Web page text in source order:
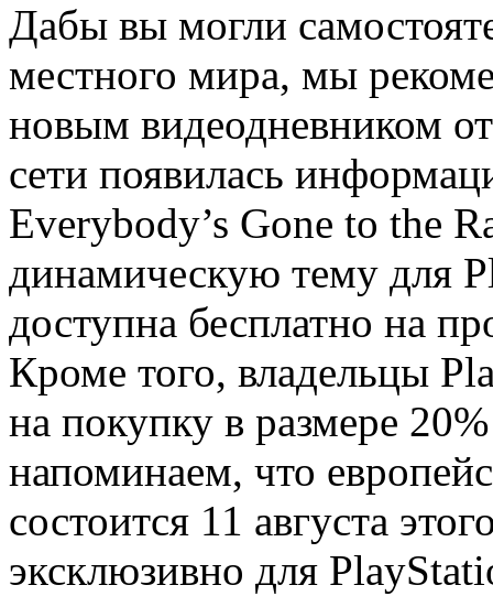
Дабы вы могли
местного мира, мы
новым видеодневником
сети появилась
Everybody’s Gone to the
динамическую тему для
доступна бесплатно на
Кроме того, владельцы
на покупку в размере
напоминаем, что
состоится 11 августа
эксклюзивно для